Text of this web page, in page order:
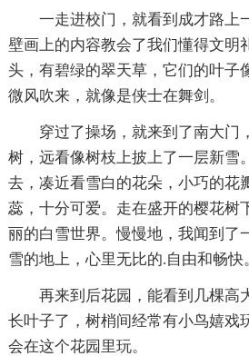
一走进校门，就看到成才路上
壁画上的内容教会了我们懂得文明
头，有碧绿的翠天草，它们的叶子
微风吹来，就像是侠士在舞剑。
穿过了操场，就来到了南大门
树，远看像树枝上披上了一层新雪
去，凑近看雪白的花朵，小巧的花
蕊，十分可爱。走在盛开的樱花树
丽的白雪世界。慢慢地，我闻到了
雪的地上，心里无比的.自由和畅快
再来到后花园，能看到几棵高
长叶子了，树梢间经常有小鸟嬉戏
会在这个花园里玩。